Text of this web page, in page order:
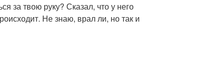
за твою руку? Сказал, что у него
Не знаю, врал ли, но так и